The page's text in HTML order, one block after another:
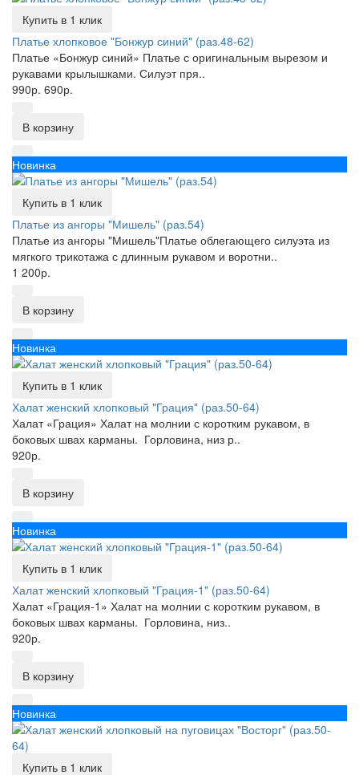
Купить в 1 клик
Платье хлопковое "Бонжур синий" (раз.48-62)
Платье «Бонжур синий» Платье с оригинальным вырезом и
рукавами крылышками. Силуэт пря..
990р. 690р.
В корзину
Новинка
Купить в 1 клик
Платье из ангоры "Мишель" (раз.54)
Платье из ангоры "Мишель"Платье облегающего силуэта из
мягкого трикотажа с длинным рукавом и воротни..
1 200р.
В корзину
Новинка
Купить в 1 клик
Халат женский хлопковый "Грация" (раз.50-64)
Халат «Грация» Халат на молнии с коротким рукавом, в
боковых швах карманы. Горловина, низ р..
920р.
В корзину
Новинка
Купить в 1 клик
Халат женский хлопковый "Грация-1" (раз.50-64)
Халат «Грация-1» Халат на молнии с коротким рукавом, в
боковых швах карманы. Горловина, низ..
920р.
В корзину
Новинка
Купить в 1 клик